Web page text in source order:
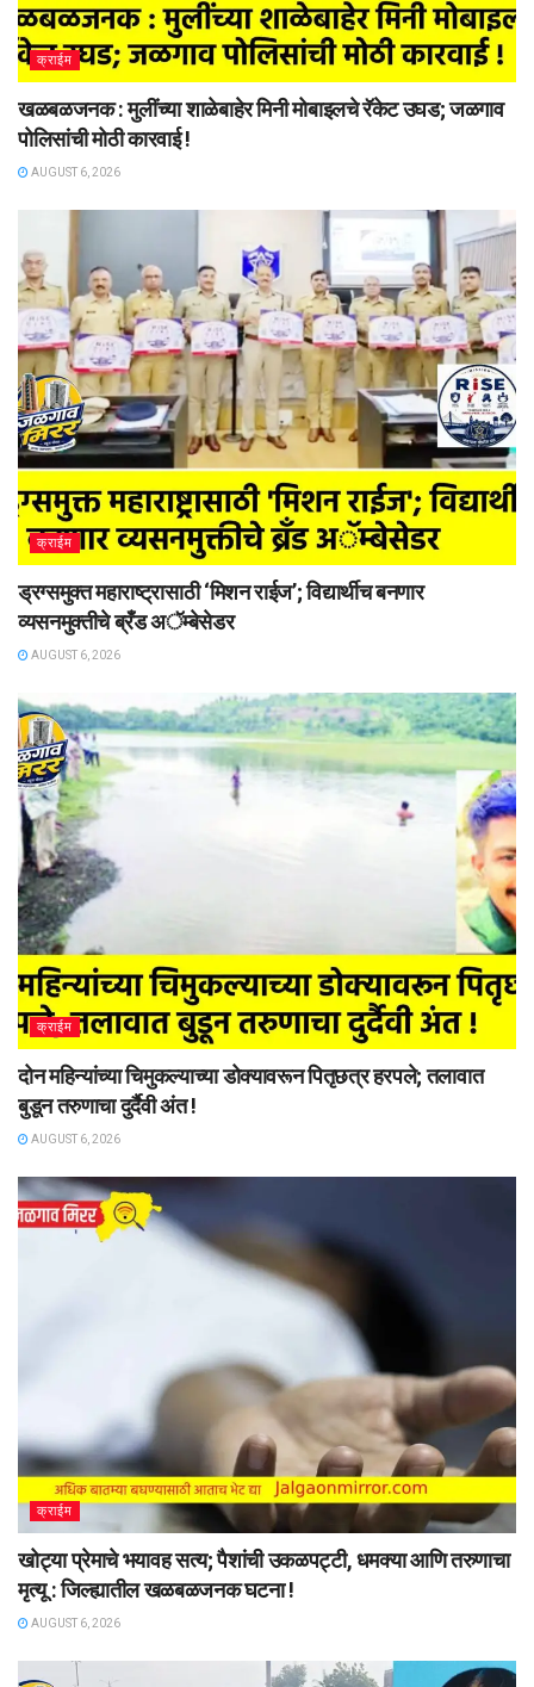
क्राईम
खळबळजनक : मुलींच्या शाळेबाहेर मिनी मोबाइलचे रॅकेट उघड; जळगाव
पोलिसांची मोठी कारवाई !
AUGUST 6, 2026
क्राईम
ड्रग्समुक्त महाराष्ट्रासाठी ‘मिशन राईज’; विद्यार्थीच बनणार
व्यसनमुक्तीचे ब्रँड अॅम्बेसेडर
AUGUST 6, 2026
क्राईम
दोन महिन्यांच्या चिमुकल्याच्या डोक्यावरून पितृछत्र हरपले; तलावात
बुडून तरुणाचा दुर्दैवी अंत !
AUGUST 6, 2026
क्राईम
खोट्या प्रेमाचे भयावह सत्य; पैशांची उकळपट्टी, धमक्या आणि तरुणाचा
मृत्यू : जिल्ह्यातील खळबळजनक घटना !
AUGUST 6, 2026